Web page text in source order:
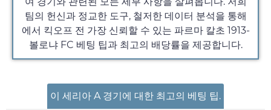
팀의 헌신과 정교한 도구, 철저한 데이터 분석을 통해
에서 킥오프 전 가장 신뢰할 수 있는 파르마 칼초 1913-
볼로냐 FC 베팅 팁과 최고의 배당률을 제공합니다.
이 세리아 A 경기에 대한 최고의 베팅 팁.